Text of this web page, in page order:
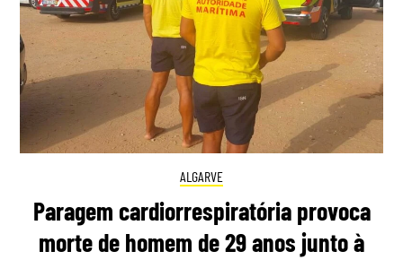
ALGARVE
Paragem cardiorrespiratória provoca
morte de homem de 29 anos junto à